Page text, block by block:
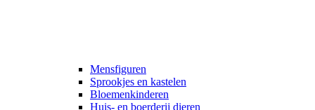
Mensfiguren
Sprookjes en kastelen
Bloemenkinderen
Huis- en boerderij dieren